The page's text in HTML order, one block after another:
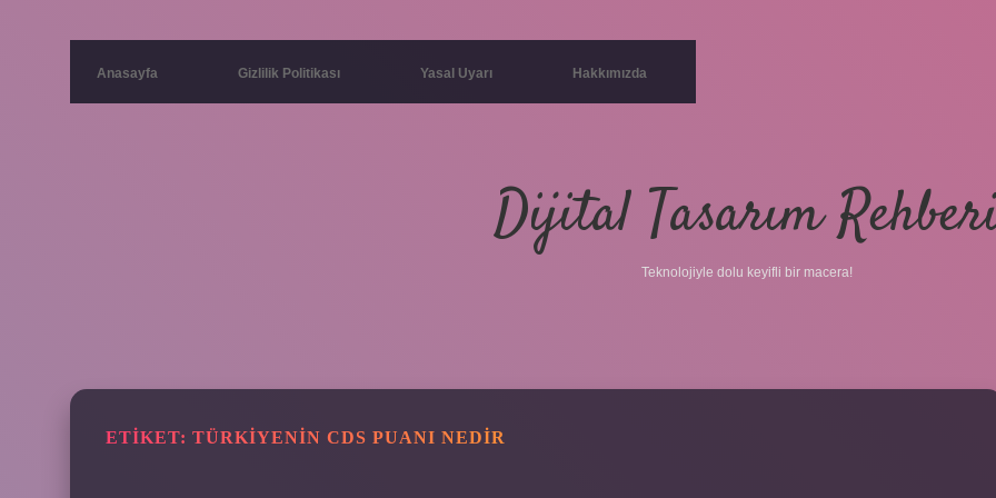
Anasayfa Gizlilik Politikası Yasal Uyarı Hakkımızda
Dijital Tasarım
Teknolojiyle dolu keyifli bir macera!
ETIKET: TÜRKIYENIN CDS PUANI NEDIR